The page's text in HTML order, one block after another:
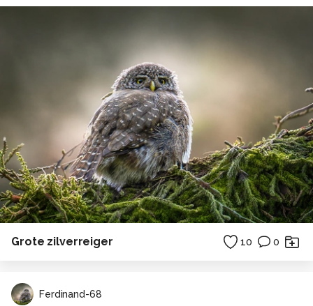
Grote zilverreiger 10 0
Ferdinand-68